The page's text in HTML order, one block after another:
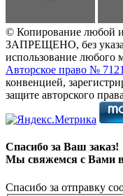
© Копирование любой
ЗАПРЕЩЕНО, без
использование любого
Авторское право №
конвенцией,
защите авторского
Спасибо за Ваш заказ!
Мы свяжемся с Вами
Спасибо за отправку